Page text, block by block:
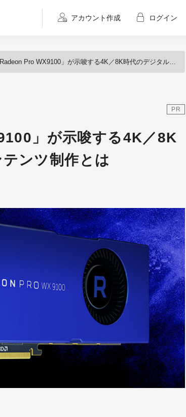
アカウント作成 ログイン
Radeon Pro WX9100」が示唆する4K／8K時代のデジタルコンテンツ制作とは
PR
」が示唆する4K／8K
ンツ制作とは